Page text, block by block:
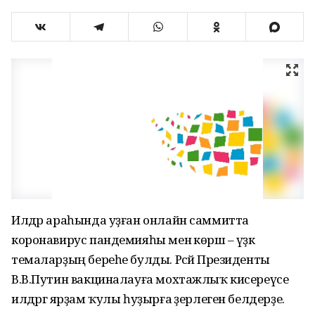
Илдәр араһында уҙған онлайн саммитта
коронавирус пандемияһы менә көрәш – үҙәк
темаларҙың береһе булды. Рәсәй Президенты
В.В.Путин вакциналауға мохтажлыҡ кисереүсе
илдәргә ярҙам ҡулы һуҙырға әҙерлеген белдерҙе.